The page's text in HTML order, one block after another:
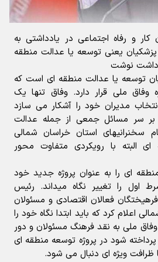
و رفاه اجتماعی در یادداشتی به
یعنی توسعه یا عدالت منطقه
نوشت
توسعه یا عدالت منطقه ای است که
وفاق ملی قرار دارد. وفاق تنها یک
مدیران خود را آشکار می سازد
بر سر مسائل جمعی از جمله عدالت
استان خراسان شمالی
البته با رویکردی متفاوت محور
ای را به عنوان پروژه جدید خود
اول را تغییر نگاه میداند. رئیس
فعالان اقتصادی و مسئولان
اعلام کرد که باید ابتدا نگاه خود را
وفاق ملی به نقد فرهنگ مسئولان و دور
شود در پروژه توسعه منطقه ای
ویژه ای دنبال می شود.